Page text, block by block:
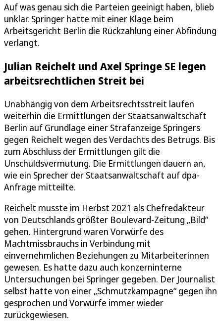
Auf was genau sich die Parteien geeinigt haben, blieb
unklar. Springer hatte mit einer Klage beim
Arbeitsgericht Berlin die Rückzahlung einer Abfindung
verlangt.
Julian Reichelt und Axel Springe SE legen
arbeitsrechtlichen Streit bei
Unabhängig von dem Arbeitsrechtsstreit laufen
weiterhin die Ermittlungen der Staatsanwaltschaft
Berlin auf Grundlage einer Strafanzeige Springers
gegen Reichelt wegen des Verdachts des Betrugs. Bis
zum Abschluss der Ermittlungen gilt die
Unschuldsvermutung. Die Ermittlungen dauern an,
wie ein Sprecher der Staatsanwaltschaft auf dpa-
Anfrage mitteilte.
Reichelt musste im Herbst 2021 als Chefredakteur
von Deutschlands größter Boulevard-Zeitung „Bild“
gehen. Hintergrund waren Vorwürfe des
Machtmissbrauchs in Verbindung mit
einvernehmlichen Beziehungen zu Mitarbeiterinnen
gewesen. Es hatte dazu auch konzerninterne
Untersuchungen bei Springer gegeben. Der Journalist
selbst hatte von einer „Schmutzkampagne“ gegen ihn
gesprochen und Vorwürfe immer wieder
zurückgewiesen.